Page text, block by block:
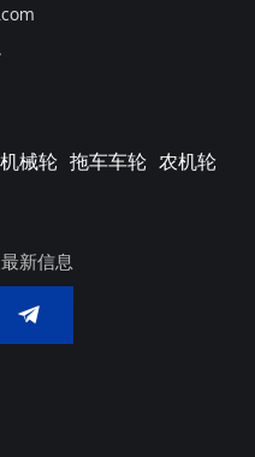
械轮 拖车车轮 农机轮
新信息